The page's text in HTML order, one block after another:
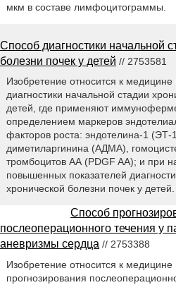
мкм в составе лимфоцитограммы.
Способ диагностики начальной
болезни почек у детей // 2753581
Изобретение относится к медицине
диагностики начальной стадии
детей, где применяют
определением маркеров
факторов роста: эндотелина-1 (ЭТ-
диметиларгинина (AДMA),
тромбоцитов АА (PDGF AA); и при
повышенных показателей
хронической болезни почек у детей.
Способ
послеоперационного течения у
аневризмы сердца // 2753388
Изобретение относится к медицине
прогнозирования